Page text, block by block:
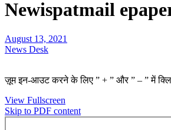
Newispatmail
August 13, 2021
News Desk
ज़ूम इन-आउट करने के लिए ” + ” और ” – ” में
View Fullscreen
Skip to PDF content